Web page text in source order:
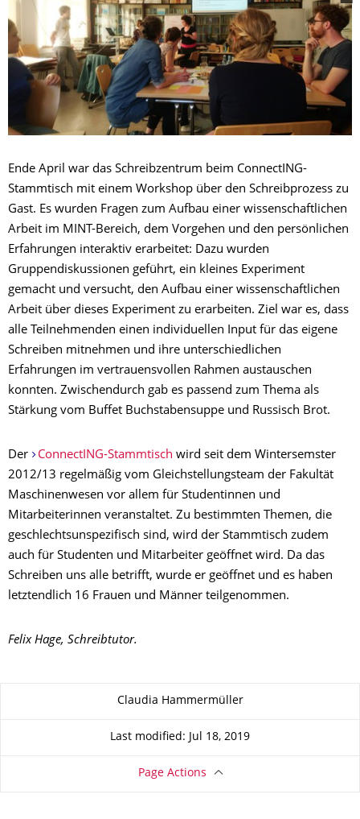
Ende April war das Schreibzentrum beim ConnectING-
Stammtisch mit einem Workshop über den Schreibprozess zu
Gast. Es wurden Fragen zum Aufbau einer wissenschaftlichen
Arbeit im MINT-Bereich, dem Vorgehen und den persönlichen
Erfahrungen interaktiv erarbeitet: Dazu wurden
Gruppendiskussionen geführt, ein kleines Experiment
gemacht und versucht, den Aufbau einer wissenschaftlichen
Arbeit über dieses Experiment zu erarbeiten. Ziel war es, dass
alle Teilnehmenden einen individuellen Input für das eigene
Schreiben mitnehmen und ihre unterschiedlichen
Erfahrungen im vertrauensvollen Rahmen austauschen
konnten. Zwischendurch gab es passend zum Thema als
Stärkung vom Buffet Buchstabensuppe und Russisch Brot.
Der ConnectING-Stammtisch wird seit dem Wintersemster
2012/13 regelmäßig vom Gleichstellungsteam der Fakultät
Maschinenwesen vor allem für Studentinnen und
Mitarbeiterinnen veranstaltet. Zu bestimmten Themen, die
geschlechtsunspezifisch sind, wird der Stammtisch zudem
auch für Studenten und Mitarbeiter geöffnet wird. Da das
Schreiben uns alle betrifft, wurde er geöffnet und es haben
letztendlich 16 Frauen und Männer teilgenommen.
Felix Hage, Schreibtutor.
About this pageClaudia Hammermüller
Last modified: Jul 18, 2019
Page Actions